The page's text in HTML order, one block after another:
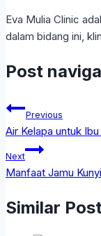
Eva Mulia Clinic
dalam bidang ini,
Post
Previous
Air Kelapa untuk Ibu
Next
Manfaat Jamu
Similar